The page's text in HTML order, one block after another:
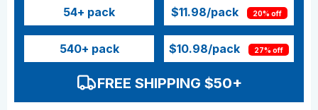
54+ pack
540+ pack
$11.98/pack 20% off
$10.98/pack 27% off
FREE SHIPPING $50+